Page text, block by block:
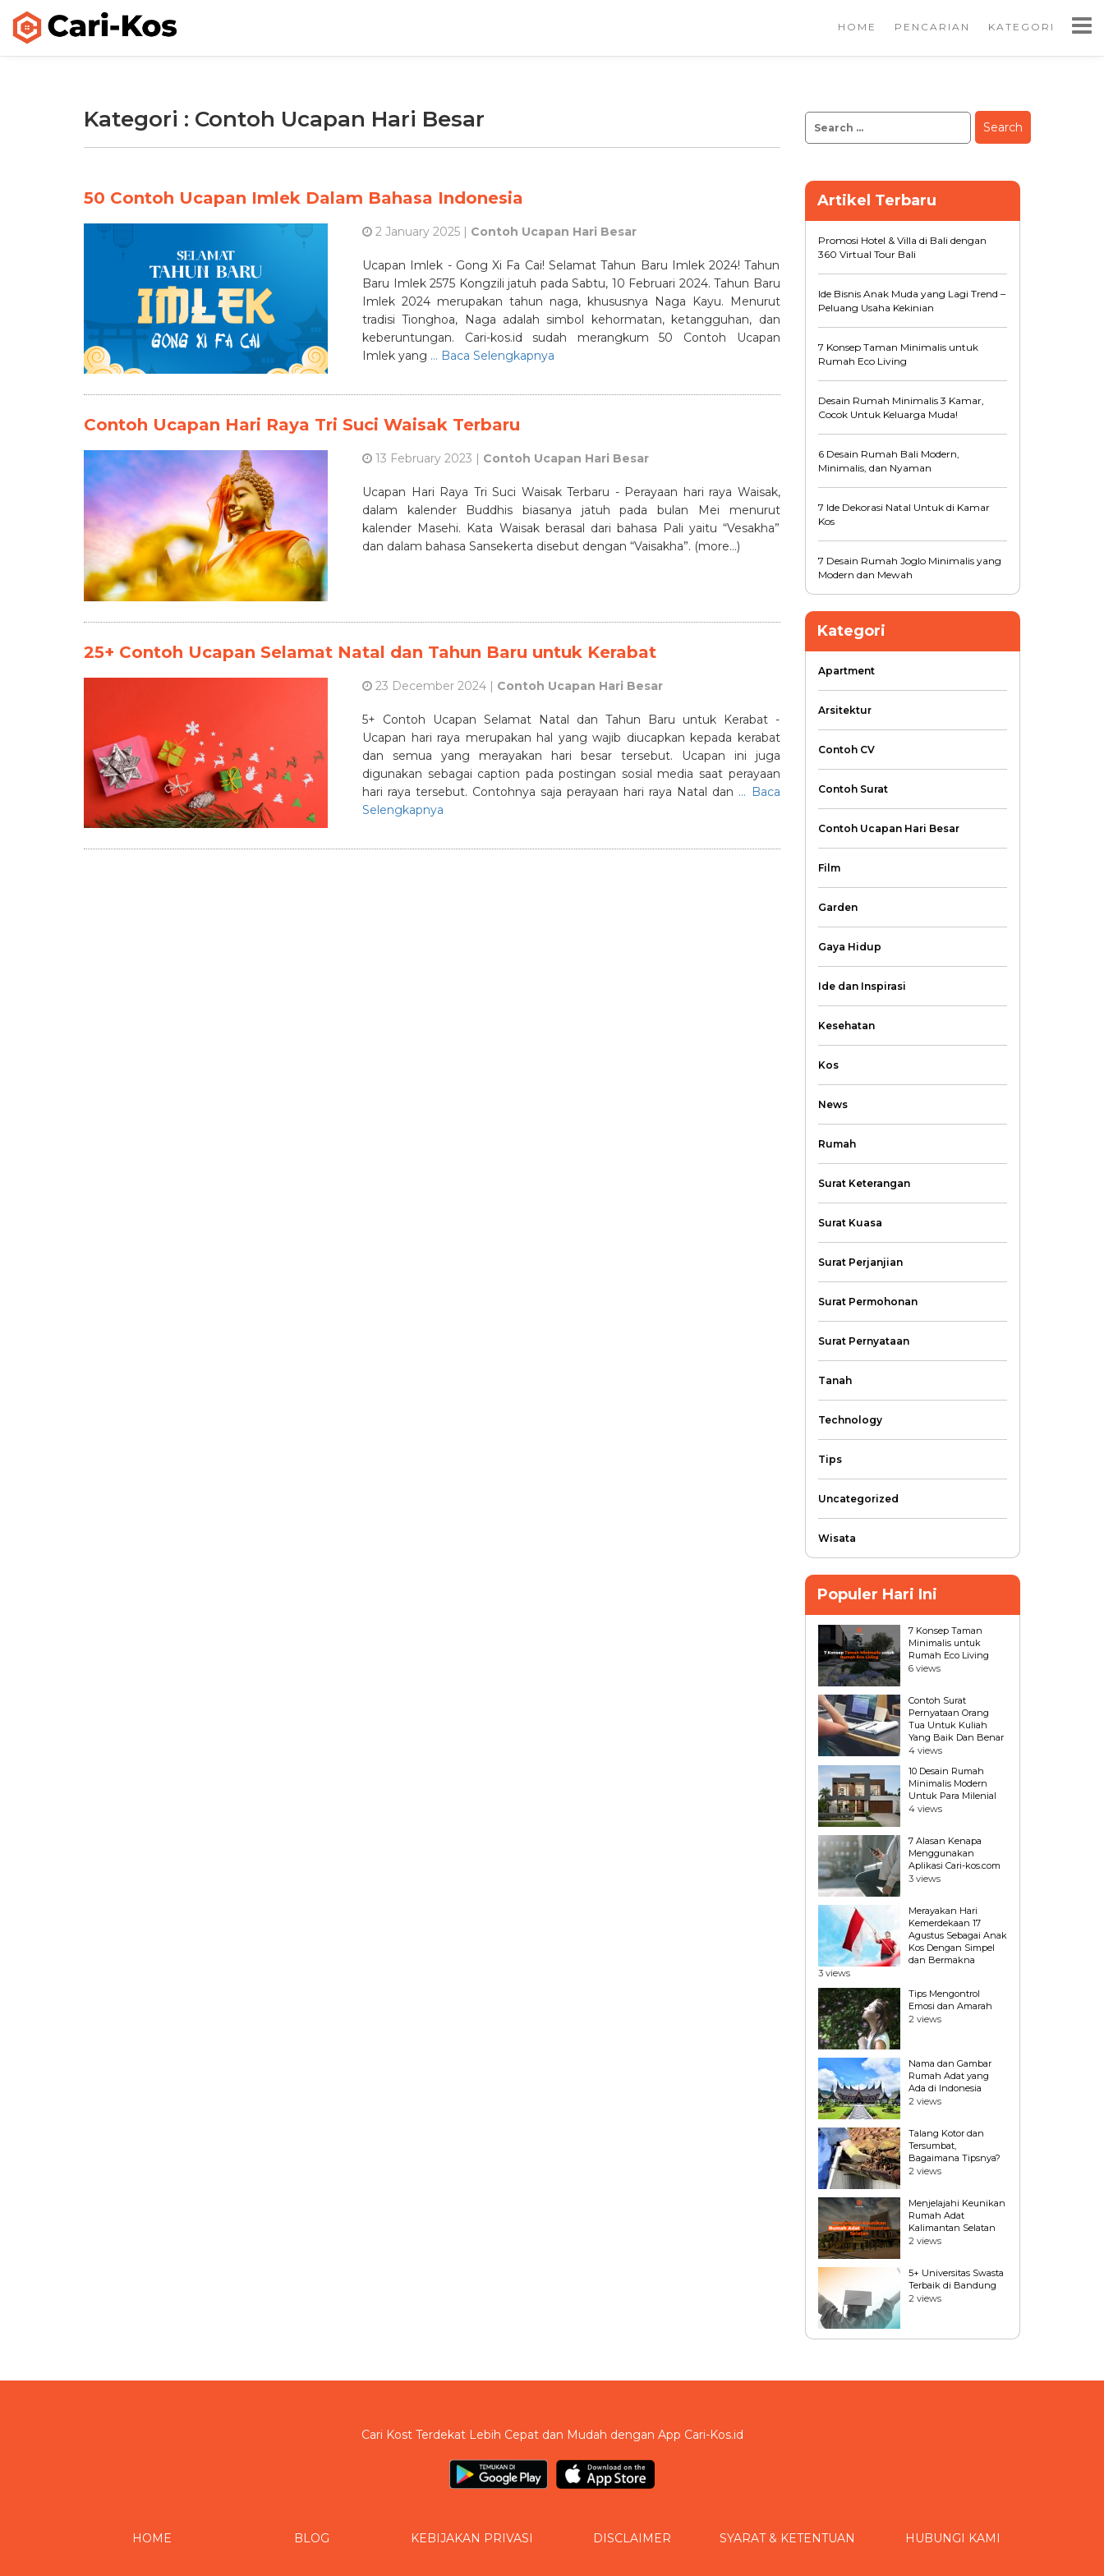
HOME PENCARIAN KATEGORI
Kategori : Contoh Ucapan Hari Besar
50 Contoh Ucapan Imlek Dalam Bahasa Indonesia
2 January 2025 | Contoh Ucapan Hari Besar
Ucapan Imlek - Gong Xi Fa Cai! Selamat Tahun Baru Imlek 2024! Tahun
Baru Imlek 2575 Kongzili jatuh pada Sabtu, 10 Februari 2024. Tahun Baru
Imlek 2024 merupakan tahun naga, khususnya Naga Kayu. Menurut
tradisi Tionghoa, Naga adalah simbol kehormatan, ketangguhan, dan
keberuntungan. Cari-kos.id sudah merangkum 50 Contoh Ucapan
Imlek yang ... Baca Selengkapnya
Contoh Ucapan Hari Raya Tri Suci Waisak Terbaru
13 February 2023 | Contoh Ucapan Hari Besar
Ucapan Hari Raya Tri Suci Waisak Terbaru - Perayaan hari raya Waisak,
dalam kalender Buddhis biasanya jatuh pada bulan Mei menurut
kalender Masehi. Kata Waisak berasal dari bahasa Pali yaitu “Vesakha”
dan dalam bahasa Sansekerta disebut dengan “Vaisakha”. (more…)
25+ Contoh Ucapan Selamat Natal dan Tahun Baru untuk Kerabat
23 December 2024 | Contoh Ucapan Hari Besar
5+ Contoh Ucapan Selamat Natal dan Tahun Baru untuk Kerabat -
Ucapan hari raya merupakan hal yang wajib diucapkan kepada kerabat
dan semua yang merayakan hari besar tersebut. Ucapan ini juga
digunakan sebagai caption pada postingan sosial media saat perayaan
hari raya tersebut. Contohnya saja perayaan hari raya Natal dan ... Baca
Selengkapnya
Search
for:
Artikel Terbaru
Promosi Hotel & Villa di Bali dengan
360 Virtual Tour Bali
Ide Bisnis Anak Muda yang Lagi Trend –
Peluang Usaha Kekinian
7 Konsep Taman Minimalis untuk
Rumah Eco Living
Desain Rumah Minimalis 3 Kamar,
Cocok Untuk Keluarga Muda!
6 Desain Rumah Bali Modern,
Minimalis, dan Nyaman
7 Ide Dekorasi Natal Untuk di Kamar
Kos
7 Desain Rumah Joglo Minimalis yang
Modern dan Mewah
Kategori
Apartment
Arsitektur
Contoh CV
Contoh Surat
Contoh Ucapan Hari Besar
Film
Garden
Gaya Hidup
Ide dan Inspirasi
Kesehatan
Kos
News
Rumah
Surat Keterangan
Surat Kuasa
Surat Perjanjian
Surat Permohonan
Surat Pernyataan
Tanah
Technology
Tips
Uncategorized
Wisata
Populer Hari Ini
7 Konsep Taman
Minimalis untuk
Rumah Eco Living
6 views
Contoh Surat
Pernyataan Orang
Tua Untuk Kuliah
Yang Baik Dan Benar
4 views
10 Desain Rumah
Minimalis Modern
Untuk Para Milenial
4 views
7 Alasan Kenapa
Menggunakan
Aplikasi Cari-kos.com
3 views
Merayakan Hari
Kemerdekaan 17
Agustus Sebagai Anak
Kos Dengan Simpel
dan Bermakna
3 views
Tips Mengontrol
Emosi dan Amarah
2 views
Nama dan Gambar
Rumah Adat yang
Ada di Indonesia
2 views
Talang Kotor dan
Tersumbat,
Bagaimana Tipsnya?
2 views
Menjelajahi Keunikan
Rumah Adat
Kalimantan Selatan
2 views
5+ Universitas Swasta
Terbaik di Bandung
2 views
Cari Kost Terdekat Lebih Cepat dan Mudah dengan App Cari-Kos.id
HOME BLOG KEBIJAKAN PRIVASI DISCLAIMER SYARAT & KETENTUAN HUBUNGI KAMI